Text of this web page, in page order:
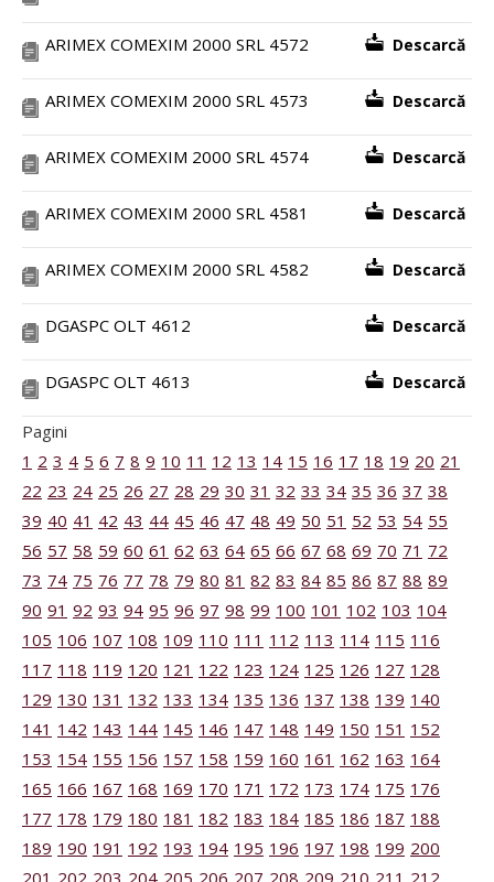
ARIMEX COMEXIM 2000 SRL 4572 Descarcă
ARIMEX COMEXIM 2000 SRL 4573 Descarcă
ARIMEX COMEXIM 2000 SRL 4574 Descarcă
ARIMEX COMEXIM 2000 SRL 4581 Descarcă
ARIMEX COMEXIM 2000 SRL 4582 Descarcă
DGASPC OLT 4612 Descarcă
DGASPC OLT 4613 Descarcă
Pagini
1 2 3 4 5 6 7 8 9 10 11 12 13 14 15 16 17 18 19 20 21
22 23 24 25 26 27 28 29 30 31 32 33 34 35 36 37 38
39 40 41 42 43 44 45 46 47 48 49 50 51 52 53 54 55
56 57 58 59 60 61 62 63 64 65 66 67 68 69 70 71 72
73 74 75 76 77 78 79 80 81 82 83 84 85 86 87 88 89
90 91 92 93 94 95 96 97 98 99 100 101 102 103 104
105 106 107 108 109 110 111 112 113 114 115 116
117 118 119 120 121 122 123 124 125 126 127 128
129 130 131 132 133 134 135 136 137 138 139 140
141 142 143 144 145 146 147 148 149 150 151 152
153 154 155 156 157 158 159 160 161 162 163 164
165 166 167 168 169 170 171 172 173 174 175 176
177 178 179 180 181 182 183 184 185 186 187 188
189 190 191 192 193 194 195 196 197 198 199 200
201 202 203 204 205 206 207 208 209 210 211 212